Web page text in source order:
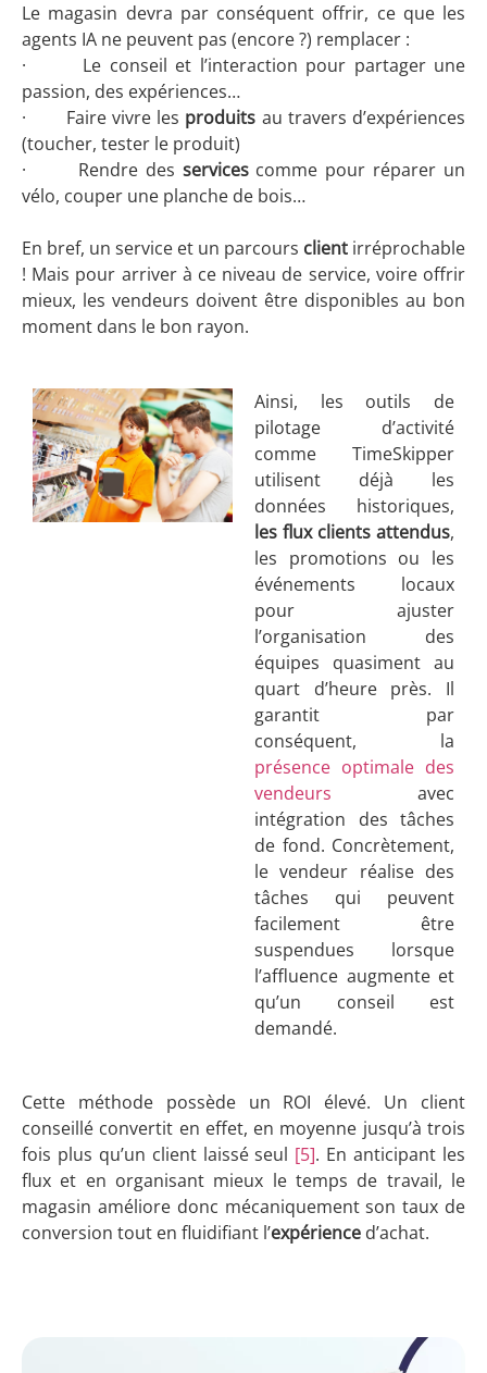
Le magasin devra par conséquent offrir, ce que les
agents IA ne peuvent pas (encore ?) remplacer :
· Le conseil et l’interaction pour partager une
passion, des expériences…
· Faire vivre les produits au travers d’expériences
(toucher, tester le produit)
· Rendre des servicescomme pour réparer un
vélo, couper une planche de bois…
En bref, un service et un parcours client irréprochable
! Mais pour arriver à ce niveau de service, voire offrir
mieux, les vendeurs doivent être disponibles au bon
moment dans le bon rayon.
Ainsi, les outils de
pilotage d’activité
comme TimeSkipper
utilisent déjà les
données historiques,
les flux clients attendus,
les promotions ou les
événements locaux
pour ajuster
l’organisation des
équipes quasiment au
quart d’heure près. Il
garantit par
conséquent, la
présence optimale des
vendeurs avec
intégration des tâches
de fond. Concrètement,
le vendeur réalise des
tâches qui peuvent
facilement être
suspendues lorsque
l’affluence augmente et
qu’un conseil est
demandé.
Cette méthode possède un ROI élevé. Un client
conseillé convertit en effet, en moyenne jusqu’à trois
fois plus qu’un client laissé seul [5]. En anticipant les
flux et en organisant mieux le temps de travail, le
magasin améliore donc mécaniquement son taux de
conversion tout en fluidifiant l’expérience d’achat.